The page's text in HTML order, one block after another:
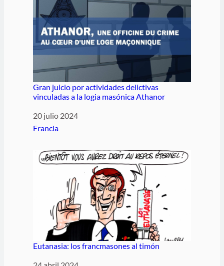
Gran juicio por actividades delictivas
vinculadas a la logia masónica Athanor
Fecha
20 julio 2024
Respecto a
Francia
Eutanasia: los francmasones al timón